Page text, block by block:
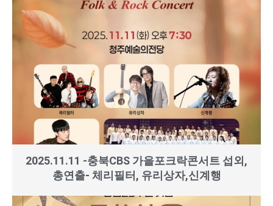
2025.11.11 -충북CBS 가을포크락콘서트 섭외,
총연출- 체리필터, 유리상자,신계행